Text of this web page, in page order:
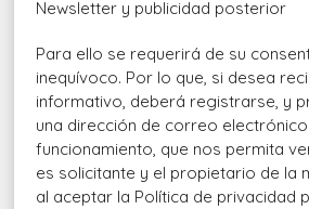
Newsletter y publicidad posterior
Para ello se requerirá de su
inequívoco. Por lo que, si desea
informativo, deberá registrarse, y
una dirección de correo
funcionamiento, que nos permita
es solicitante y el propietario de la
al aceptar la Política de privacidad